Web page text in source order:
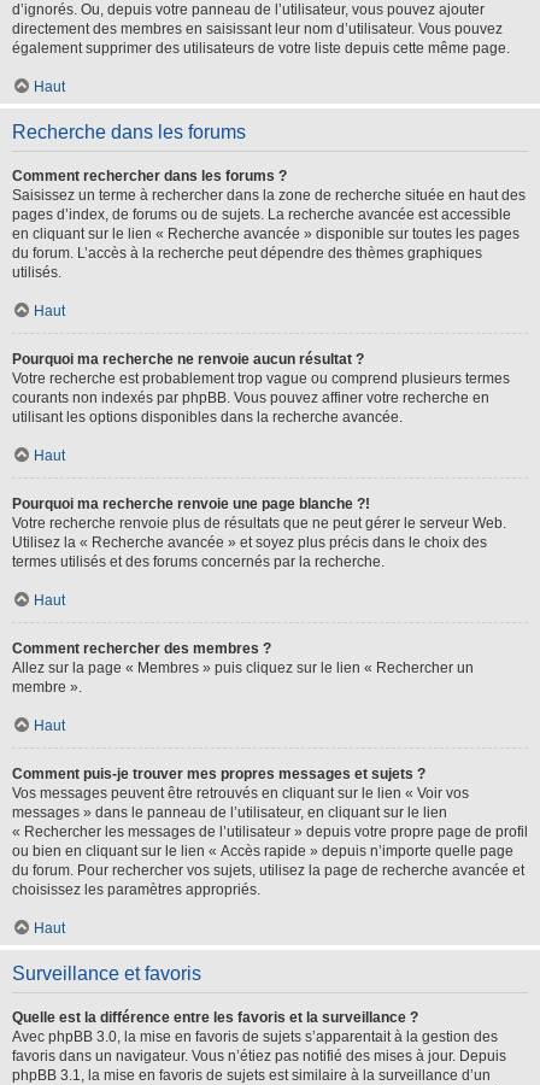
d’ignorés. Ou, depuis votre panneau de l’utilisateur, vous pouvez ajouter
directement des membres en saisissant leur nom d’utilisateur. Vous pouvez
également supprimer des utilisateurs de votre liste depuis cette même page.
Haut
Recherche dans les forums
Comment rechercher dans les forums ?
Saisissez un terme à rechercher dans la zone de recherche située en haut des
pages d’index, de forums ou de sujets. La recherche avancée est accessible
en cliquant sur le lien « Recherche avancée » disponible sur toutes les pages
du forum. L’accès à la recherche peut dépendre des thèmes graphiques
utilisés.
Haut
Pourquoi ma recherche ne renvoie aucun résultat ?
Votre recherche est probablement trop vague ou comprend plusieurs termes
courants non indexés par phpBB. Vous pouvez affiner votre recherche en
utilisant les options disponibles dans la recherche avancée.
Haut
Pourquoi ma recherche renvoie une page blanche ?!
Votre recherche renvoie plus de résultats que ne peut gérer le serveur Web.
Utilisez la « Recherche avancée » et soyez plus précis dans le choix des
termes utilisés et des forums concernés par la recherche.
Haut
Comment rechercher des membres ?
Allez sur la page « Membres » puis cliquez sur le lien « Rechercher un
membre ».
Haut
Comment puis-je trouver mes propres messages et sujets ?
Vos messages peuvent être retrouvés en cliquant sur le lien « Voir vos
messages » dans le panneau de l’utilisateur, en cliquant sur le lien
« Rechercher les messages de l’utilisateur » depuis votre propre page de profil
ou bien en cliquant sur le lien « Accès rapide » depuis n’importe quelle page
du forum. Pour rechercher vos sujets, utilisez la page de recherche avancée et
choisissez les paramètres appropriés.
Haut
Surveillance et favoris
Quelle est la différence entre les favoris et la surveillance ?
Avec phpBB 3.0, la mise en favoris de sujets s’apparentait à la gestion des
favoris dans un navigateur. Vous n’étiez pas notifié des mises à jour. Depuis
phpBB 3.1, la mise en favoris de sujets est similaire à la surveillance d’un